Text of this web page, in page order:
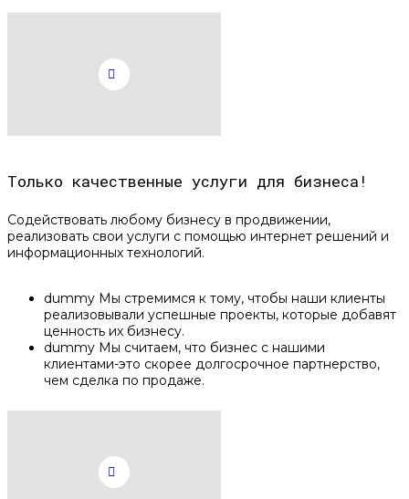
Только качественные услуги для бизнеса!
Содействовать любому бизнесу в продвижении,
реализовать свои услуги с помощью интернет решений и
информационных технологий.
dummy Мы стремимся к тому, чтобы наши клиенты
реализовывали успешные проекты, которые добавят
ценность их бизнесу.
dummy Мы считаем, что бизнес с нашими
клиентами-это скорее долгосрочное партнерство,
чем сделка по продаже.